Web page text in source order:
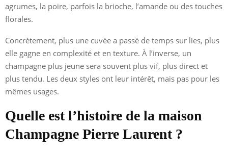
agrumes, la poire, parfois la brioche, l’amande ou des touches
florales.
Concrètement, plus une cuvée a passé de temps sur lies, plus
elle gagne en complexité et en texture. À l’inverse, un
champagne plus jeune sera souvent plus vif, plus direct et
plus tendu. Les deux styles ont leur intérêt, mais pas pour les
mêmes usages.
Quelle est l’histoire de la maison
Champagne Pierre Laurent ?